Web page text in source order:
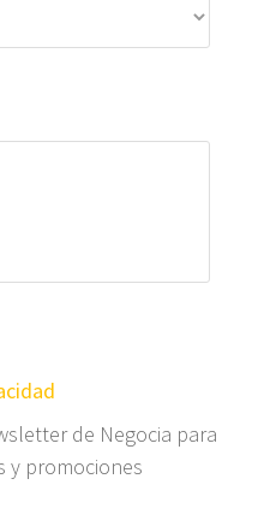
de Negocia para
y promociones